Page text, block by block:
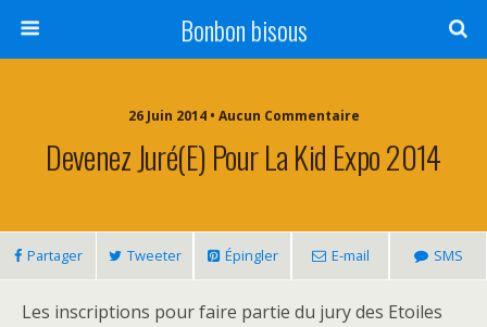
Bonbon bisous
26 Juin 2014 • Aucun Commentaire
Devenez Juré(e) Pour La Kid Expo 2014
Partager Tweeter Épingler E-mail SMS
Les inscriptions pour faire partie du jury des Etoiles